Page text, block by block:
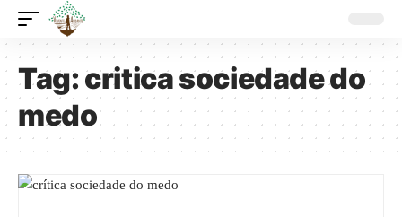
Tag:critica sociedade do
medo